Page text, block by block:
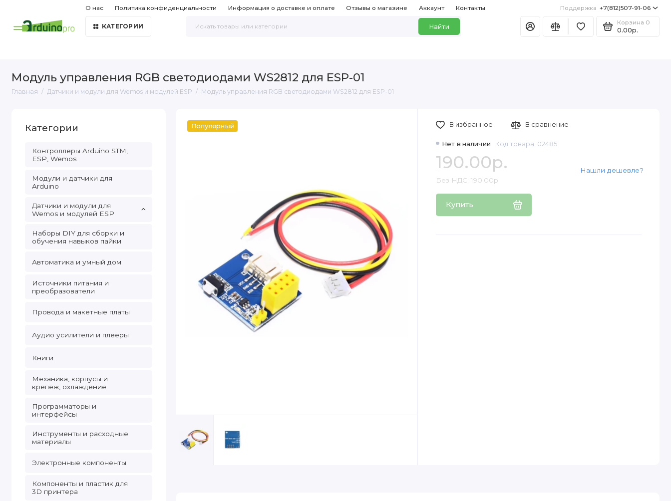
О нас Политика конфиденциальности Информация о доставке и оплате Отзывы о магазине Аккаунт Контакты Поддержка +7(812)507-91-06
КАТЕГОРИИ Найти
Корзина 0
0.00р.
Модуль управления RGB светодиодами WS2812 для ESP-01
Главная Датчики и модули для Wemos и модулей ESP Модуль управления RGB светодиодами WS2812 для ESP-01
Категории
Контроллеры Arduino STM,
ESP, Wemos
Модули и датчики для
Arduino
Датчики и модули для
Wemos и модулей ESP
Наборы DIY для сборки и
обучения навыков пайки
Автоматика и умный дом
Источники питания и
преобразователи
Провода и макетные платы
Аудио усилители и плееры
Книги
Механика, корпусы и
крепёж, охлаждение
Программаторы и
интерфейсы
Инструменты и расходные
материалы
Электронные компоненты
Компоненты и пластик для
3D принтера
Популярный
Нет в наличии Код товара: 02485
190.00р.
Без НДС: 190.00р.
Купить
Нашли дешевле?
В избранное В сравнение